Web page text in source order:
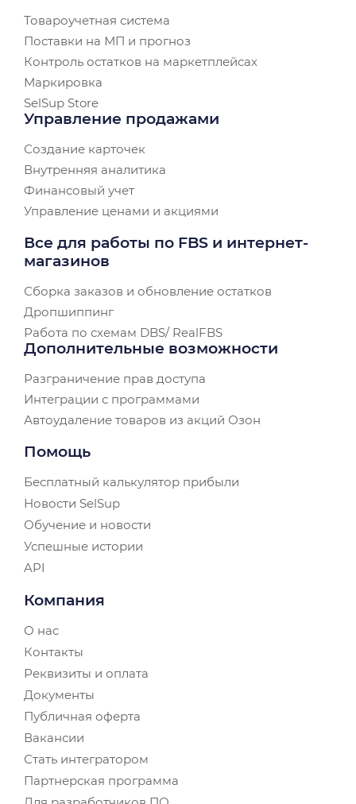
Товароучетная система
Поставки на МП и прогноз
Контроль остатков на маркетплейсах
Маркировка
SelSup Store
Управление продажами
Создание карточек
Внутренняя аналитика
Финансовый учет
Управление ценами и акциями
Все для работы по FBS и интернет-
магазинов
Сборка заказов и обновление остатков
Дропшиппинг
Работа по схемам DBS/ RealFBS
Дополнительные возможности
Разграничение прав доступа
Интеграции с программами
Автоудаление товаров из акций Озон
Помощь
Бесплатный калькулятор прибыли
Новости SelSup
Обучение и новости
Успешные истории
API
Компания
О нас
Контакты
Реквизиты и оплата
Документы
Публичная оферта
Вакансии
Стать интегратором
Партнерская программа